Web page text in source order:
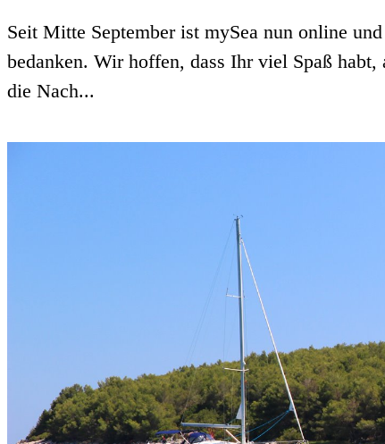
Seit Mitte September ist mySea nun online
bedanken. Wir hoffen, dass Ihr viel Spaß
die Nach...